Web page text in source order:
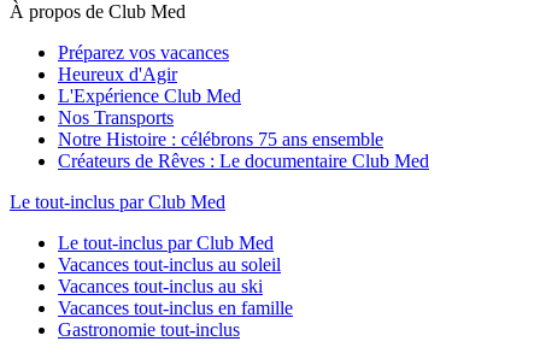
À propos de Club Med
Préparez vos vacances
Heureux d'Agir
L'Expérience Club Med
Nos Transports
Notre Histoire : célébrons 75 ans ensemble
Créateurs de Rêves : Le documentaire Club Med
Le tout-inclus par Club Med
Le tout-inclus par Club Med
Vacances tout-inclus au soleil
Vacances tout-inclus au ski
Vacances tout-inclus en famille
Gastronomie tout-inclus